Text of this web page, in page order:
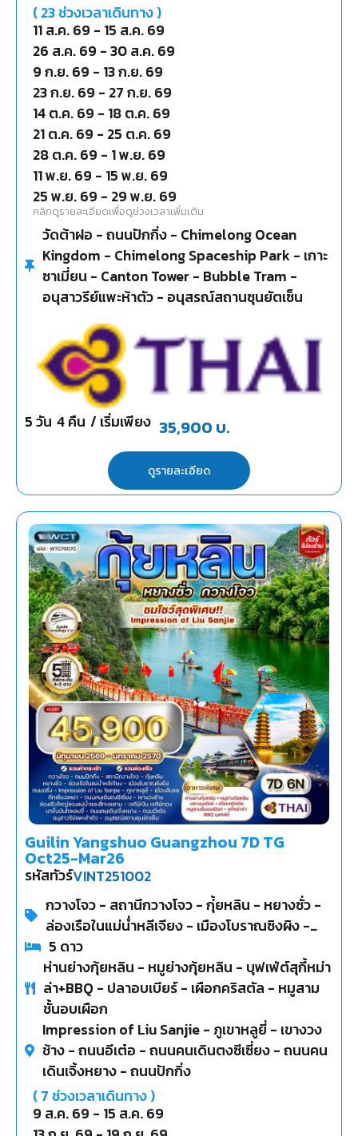
(23ช่วงเวลาเดินทาง )
11 ส.ค. 69 - 15 ส.ค. 69
26 ส.ค. 69 -30 ส.ค. 69
9 ก.ย. 69 - 13 ก.ย. 69
23 ก.ย. 69 - 27 ก.ย. 69
14 ต.ค. 69 - 18 ต.ค. 69
21 ต.ค. 69 - 25 ต.ค. 69
28 ต.ค. 69 - 1 พ.ย. 69
11 พ.ย. 69 - 15 พ.ย. 69
25 พ.ย. 69 - 29 พ.ย. 69
คลิกดูรายละเอียดเพื่อดูช่วงเวลาเพิ่มเติม
วัดต้าฝอ - ถนนปักกิ่ง - Chimelong Ocean
Kingdom - Chimelong Spaceship Park - เกาะ
ซาเมี่ยน - Canton Tower - Bubble Tram -
อนุสาวรีย์แพะห้าตัว - อนุสรณ์สถานซุนยัตเซ็น
5วัน 4คืน / เริ่มเพียง 35,900 บ.
ดูรายละเอียด
Guilin Yangshuo Guangzhou 7D TG
Oct25-Mar26
รหัสทัวร์VINT251002
กวางโจว - สถานีกวางโจว - กุ่้ยหลิน - หยางซั่ว -
ล่องเรือในแม่น่ำหลีเจียง - เมืองโบราณซิงผิง -
เมืองลับแล - เจดีย์เงิน เจดีย์ทอง - นาขั้นบันได
หลงจีี๋ - อนุสาวรีย์แพะห้าตัว
5 ดาว
ห่านย่างกุ้ยหลิน - หมูย่างกุ้ยหลิน - บุฟเฟ่ต์สุกี้หม่า
ล่า+BBQ - ปลาอบเบียร์ - เผือกคริสตัล - หมูสาม
ชั้นอบเผือก
Impression of Liu Sanjie - ภูเขาหลูยี่ - เขางวง
ช้าง - ถนนอีเต๋อ - ถนนคนเดินตงซีเซี่ยง - ถนนคน
เดินเจิ้งหยาง - ถนนปักกิ่ง
(7ช่วงเวลาเดินทาง )
9 ส.ค. 69 - 15 ส.ค. 69